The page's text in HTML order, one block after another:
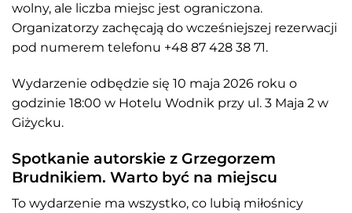
wolny, ale liczba miejsc jest ograniczona.
Organizatorzy zachęcają do wcześniejszej rezerwacji
pod numerem telefonu +48 87 428 38 71.
Wydarzenie odbędzie się 10 maja 2026 roku o
godzinie 18:00 w Hotelu Wodnik przy ul. 3 Maja 2 w
Giżycku.
Spotkanie autorskie z Grzegorzem
Brudnikiem. Warto być na miejscu
To wydarzenie ma wszystko, co lubią miłośnicy